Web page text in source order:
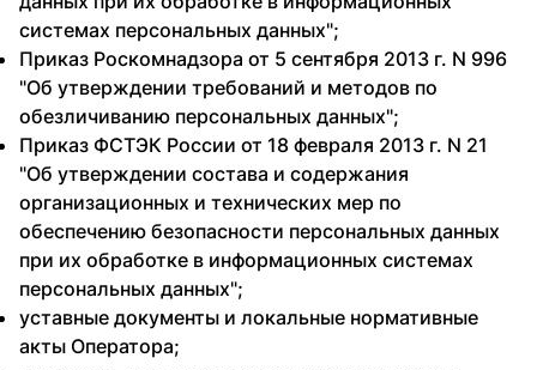
системах персональных данных";
Приказ Роскомнадзора от 5 сентября 2013 г. N 996
"Об утверждении требований и методов по
обезличиванию персональных данных";
Приказ ФСТЭК России от 18 февраля 2013 г. N 21
"Об утверждении состава и содержания
организационных и технических мер по
обеспечению безопасности персональных данных
при их обработке в информационных системах
персональных данных";
уставные документы и локальные нормативные
акты Оператора;